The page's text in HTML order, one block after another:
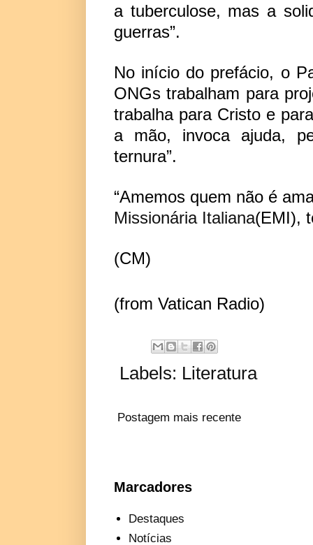
a tuberculose, mas a
guerras”.
No início do prefácio, o
ONGs trabalham para
trabalha para Cristo e
a mão, invoca ajuda,
ternura”.
“Amemos quem não é
Missionária Italiana(EMI),
(CM)
(from Vatican Radio)
Labels: Literatura
Postagem mais recente
Marcadores
Destaques
Notícias